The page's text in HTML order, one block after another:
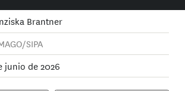
Brantner
SIPA
junio de 2026